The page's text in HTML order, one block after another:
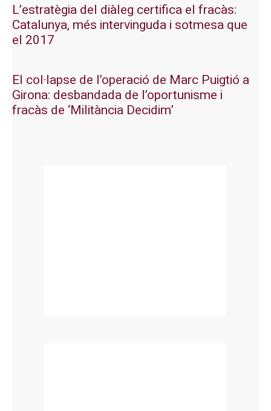
L’estratègia del diàleg certifica el fracàs:
Catalunya, més intervinguda i sotmesa que
el 2017
El col·lapse de l’operació de Marc Puigtió a
Girona: desbandada de l’oportunisme i
fracàs de ‘Militància Decidim’